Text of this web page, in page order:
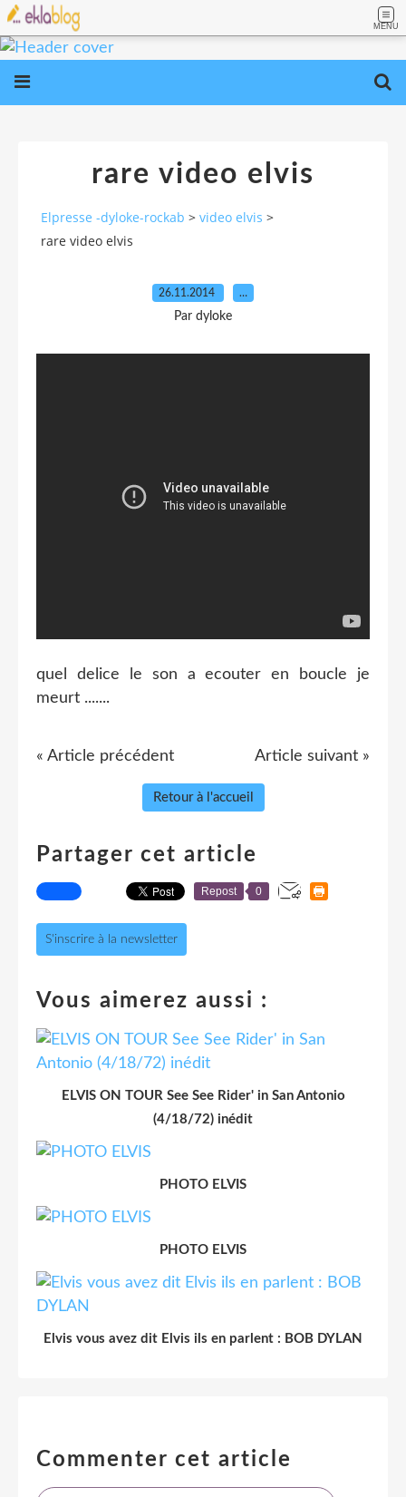
MENU
rare video elvis
Elpresse -dyloke-rockab > video elvis >
rare video elvis
26.11.2014 …
Par dyloke
quel delice le son a ecouter en boucle je
meurt .......
« Article précédent Article suivant »
Retour à l'accueil
Partager cet article
Repost 0
S'inscrire à la newsletter
Vous aimerez aussi :
ELVIS ON TOUR See See Rider' in San Antonio
(4/18/72) inédit
PHOTO ELVIS
PHOTO ELVIS
Elvis vous avez dit Elvis ils en parlent : BOB DYLAN
Commenter cet article